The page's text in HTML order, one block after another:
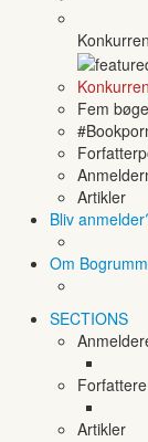
Fem
Artikler
Bliv
Om
SECTIONS
Forfattere
Artikler